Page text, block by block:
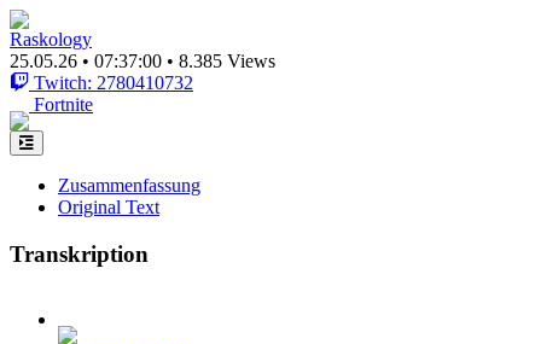
Raskology
25.05.26 • 07:37:00 • 8.385 Views
Twitch: 2780410732
Fortnite
Zusammenfassung
Original Text
Transkription